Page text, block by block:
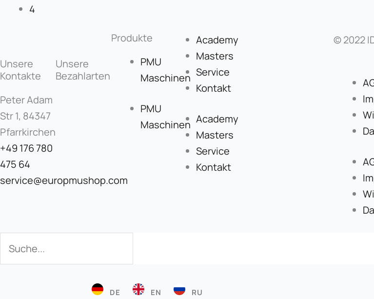
4
Unsere
Kontakte
Peter Adam
Str 1, 84347
Pfarrkirchen
+49 176 780
475 64
service@europmushop.com
Unsere
Bezahlarten
Produkte
PMU
Maschinen
PMU
Maschinen
Academy
Masters
Service
Kontakt
Academy
Masters
Service
Kontakt
© 2022
DE EN RU